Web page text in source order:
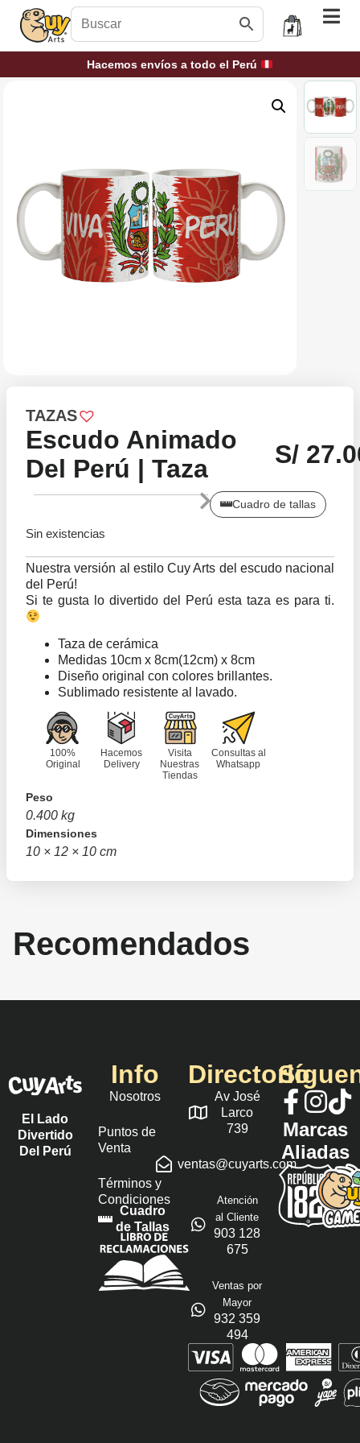
Hacemos envíos a todo el Perú
TAZAS
Escudo Animado
Del Perú | Taza
S/
Cuadro de tallas
Sin existencias
Nuestra versión al estilo Cuy Arts del escudo nacional
del Perú!
Si te gusta lo divertido del Perú esta taza es para ti.
Taza de cerámica
Medidas 10cm x 8cm(12cm) x 8cm
Diseño original con colores brillantes.
Sublimado resistente al lavado.
100%
Original
Hacemos
Delivery
Visita
Nuestras
Tiendas
Consultas al
Whatsapp
Peso
0.400 kg
Dimensiones
10 × 12 × 10 cm
Recomendados
El Lado
Divertido
Del Perú
Info
Nosotros
Puntos de
Venta
Términos y
Condiciones
Cuadro
de Tallas
Directorio
Av José
Larco
739
ventas@cuyarts.com
Atención
al Cliente
903 128
675
Ventas por
Mayor
932 359
494
Marcas
Aliadas